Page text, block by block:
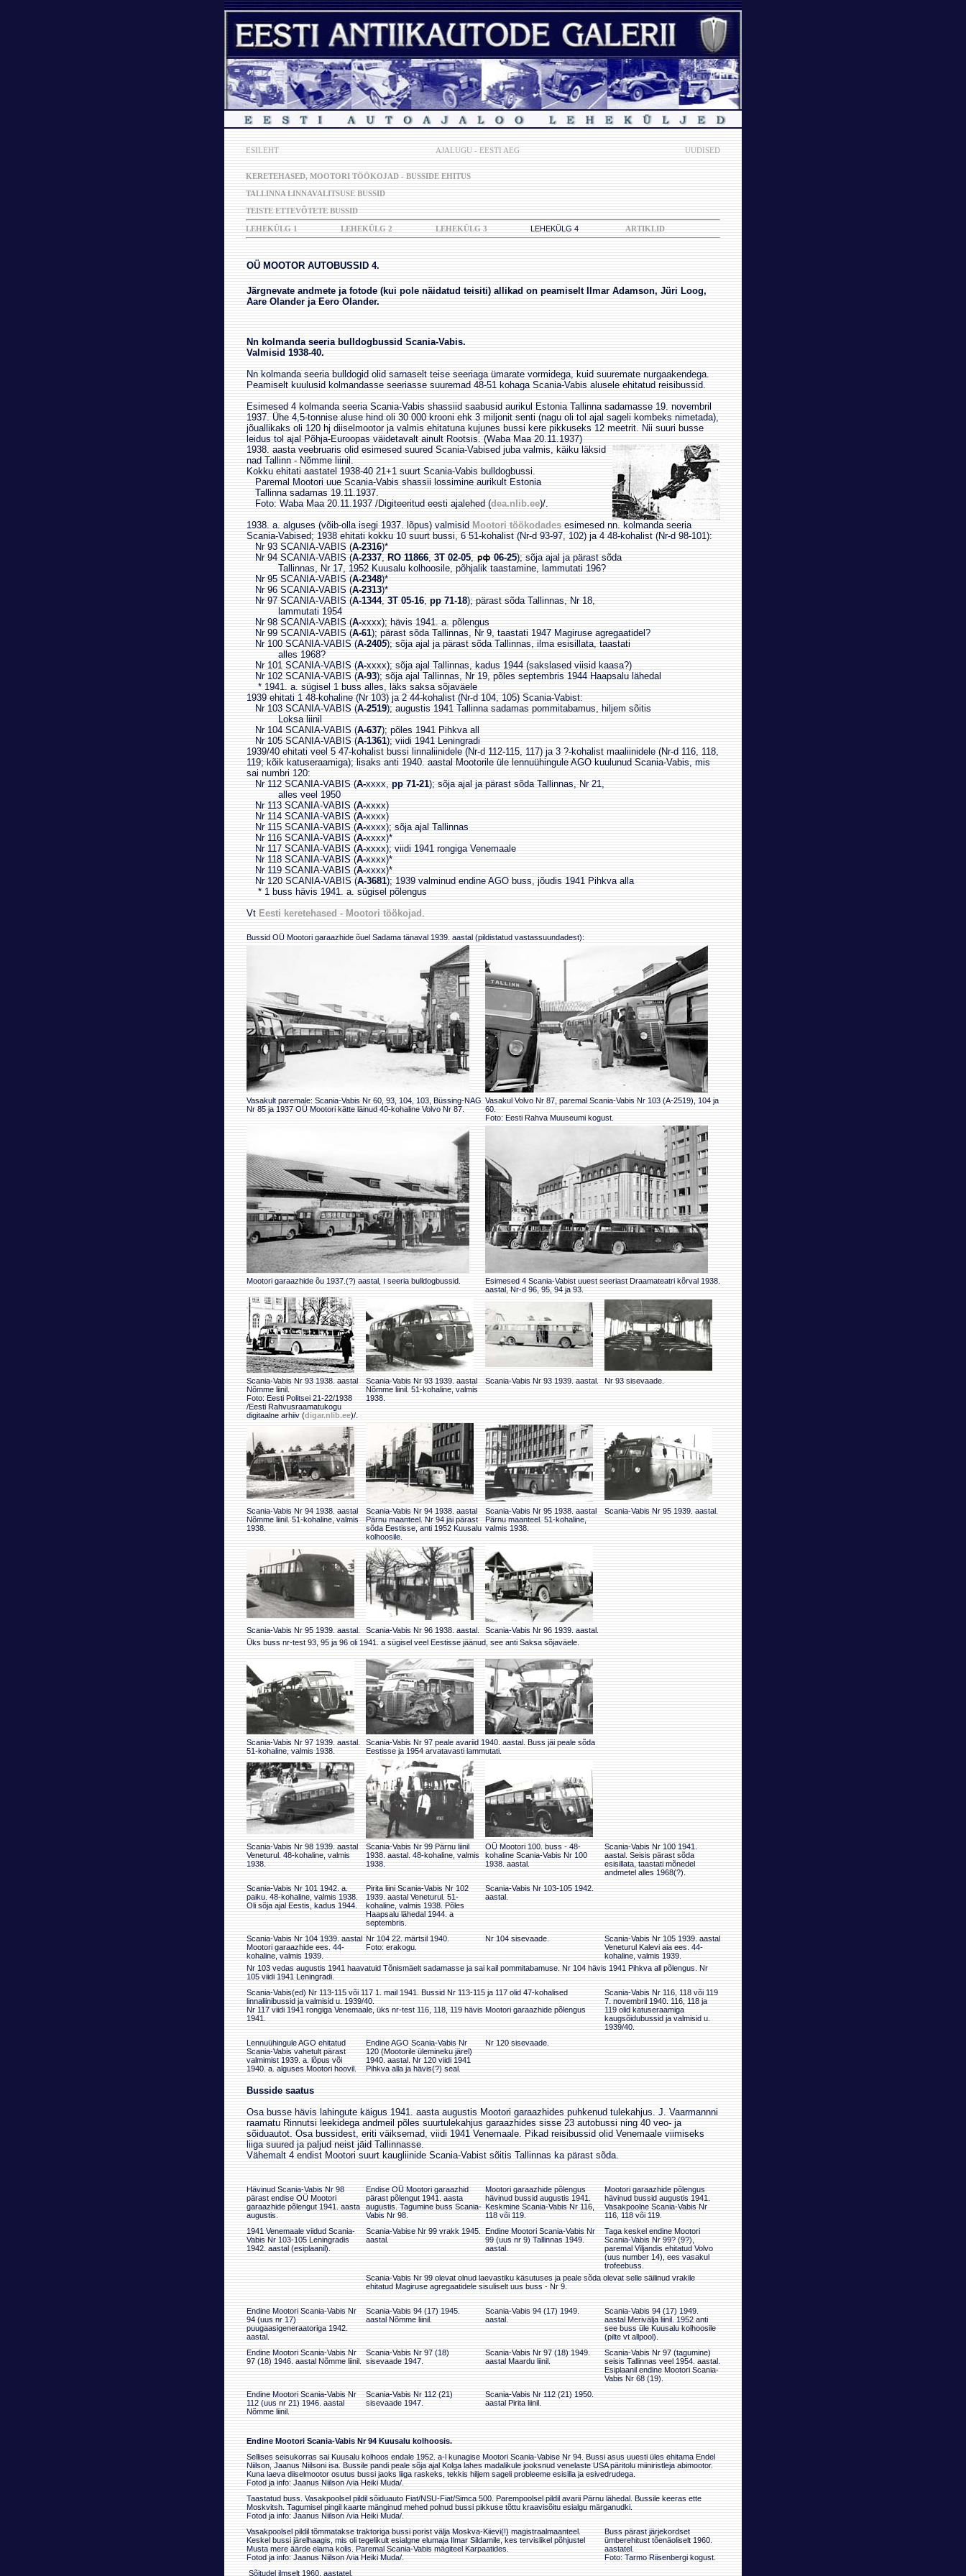
ESILEHT AJALUGU - EESTI AEG UUDISED
KERETEHASED, MOOTORI TÖÖKOJAD - BUSSIDE EHITUS
TALLINNA LINNAVALITSUSE BUSSID
TEISTE ETTEVÕTETE BUSSID
LEHEKÜLG 1 LEHEKÜLG 2 LEHEKÜLG 3 LEHEKÜLG 4 ARTIKLID
OÜ MOOTOR AUTOBUSSID 4.
Järgnevate andmete ja fotode (kui pole näidatud teisiti) allikad on peamiselt Ilmar Adamson, Jüri Loog,
Aare Olander ja Eero Olander.
Nn kolmanda seeria bulldogbussid Scania-Vabis.
Valmisid 1938-40.
Nn kolmanda seeria bulldogid olid sarnaselt teise seeriaga ümarate vormidega, kuid suuremate nurgaakendega.
Peamiselt kuulusid kolmandasse seeriasse suuremad 48-51 kohaga Scania-Vabis alusele ehitatud reisibussid.
Esimesed 4 kolmanda seeria Scania-Vabis shassiid saabusid aurikul Estonia Tallinna sadamasse 19. novembril
1937. Ühe 4,5-tonnise aluse hind oli 30 000 krooni ehk 3 miljonit senti (nagu oli tol ajal sageli kombeks nimetada),
jõuallikaks oli 120 hj diiselmootor ja valmis ehitatuna kujunes bussi kere pikkuseks 12 meetrit. Nii suuri busse
leidus tol ajal Põhja-Euroopas väidetavalt ainult Rootsis. (Waba Maa 20.11.1937)
1938. aasta veebruaris olid esimesed suured Scania-Vabised juba valmis, käiku läksid
nad Tallinn - Nõmme liinil.
Kokku ehitati aastatel 1938-40 21+1 suurt Scania-Vabis bulldogbussi.
Paremal Mootori uue Scania-Vabis shassii lossimine aurikult Estonia
Tallinna sadamas 19.11.1937.
Foto: Waba Maa 20.11.1937 /Digiteeritud eesti ajalehed (dea.nlib.ee)/.
1938. a. alguses (võib-olla isegi 1937. lõpus) valmisid Mootori töökodadesesimesed nn. kolmanda seeria
Scania-Vabised; 1938 ehitati kokku 10 suurt bussi, 6 51-kohalist (Nr-d 93-97, 102) ja 4 48-kohalist (Nr-d 98-101):
Nr 93 SCANIA-VABIS (A-2316)*
Nr 94 SCANIA-VABIS (A-2337, RO 11866, 3T 02-05, 06-25); sõja ajal ja pärast sõda
Tallinnas, Nr 17, 1952 Kuusalu kolhoosile, põhjalik taastamine, lammutati 196?
Nr 95 SCANIA-VABIS (A-2348)*
Nr 96 SCANIA-VABIS (A-2313)*
Nr 97 SCANIA-VABIS (A-1344, 3T 05-16, pp 71-18); pärast sõda Tallinnas, Nr 18,
lammutati 1954
Nr 98 SCANIA-VABIS (A-xxxx); hävis 1941. a. põlengus
Nr 99 SCANIA-VABIS (A-61); pärast sõda Tallinnas, Nr 9, taastati 1947 Magiruse agregaatidel?
Nr 100 SCANIA-VABIS (A-2405); sõja ajal ja pärast sõda Tallinnas, ilma esisillata, taastati
alles 1968?
Nr 101 SCANIA-VABIS (A-xxxx); sõja ajal Tallinnas, kadus 1944 (sakslased viisid kaasa?)
Nr 102 SCANIA-VABIS (A-93); sõja ajal Tallinnas, Nr 19, põles septembris 1944 Haapsalu lähedal
* 1941. a. sügisel 1 buss alles, läks saksa sõjaväele
1939 ehitati 1 48-kohaline (Nr 103) ja 2 44-kohalist (Nr-d 104, 105) Scania-Vabist:
Nr 103 SCANIA-VABIS (A-2519); augustis 1941 Tallinna sadamas pommitabamus, hiljem sõitis
Loksa liinil
Nr 104 SCANIA-VABIS (A-637); põles 1941 Pihkva all
Nr 105 SCANIA-VABIS (A-1361); viidi 1941 Leningradi
1939/40 ehitati veel 5 47-kohalist bussi linnaliinidele (Nr-d 112-115, 117) ja 3 ?-kohalist maaliinidele (Nr-d 116, 118,
119; kõik katuseraamiga); lisaks anti 1940. aastal Mootorile üle lennuühingule AGO kuulunud Scania-Vabis, mis
sai numbri 120:
Nr 112 SCANIA-VABIS (A-xxxx, pp 71-21); sõja ajal ja pärast sõda Tallinnas, Nr 21,
alles veel 1950
Nr 113 SCANIA-VABIS (A-xxxx)
Nr 114 SCANIA-VABIS (A-xxxx)
Nr 115 SCANIA-VABIS (A-xxxx); sõja ajal Tallinnas
Nr 116 SCANIA-VABIS (A-xxxx)*
Nr 117 SCANIA-VABIS (A-xxxx); viidi 1941 rongiga Venemaale
Nr 118 SCANIA-VABIS (A-xxxx)*
Nr 119 SCANIA-VABIS (A-xxxx)*
Nr 120 SCANIA-VABIS (A-3681); 1939 valminud endine AGO buss, jõudis 1941 Pihkva alla
* 1 buss hävis 1941. a. sügisel põlengus
Vt Eesti keretehased - Mootori töökojad .
Bussid OÜ Mootori garaazhide õuel Sadama tänaval 1939. aastal (pildistatud vastassuundadest):
Vasakult paremale: Scania-Vabis Nr 60, 93, 104, 103, Büssing-NAG
Nr 85 ja 1937 OÜ Mootori kätte läinud 40-kohaline Volvo Nr 87.
Vasakul Volvo Nr 87, paremal Scania-Vabis Nr 103 (A-2519), 104 ja
60.
Foto: Eesti Rahva Muuseumi kogust.
Mootori garaazhide õu 1937.(?) aastal, I seeria bulldogbussid.
Esimesed 4 Scania-Vabist uuest seeriast Draamateatri kõrval 1938.
aastal, Nr-d 96, 95, 94 ja 93.
Scania-Vabis Nr 93 1938. aastal
Nõmme liinil.
Foto: Eesti Politsei 21-22/1938
/Eesti Rahvusraamatukogu
digitaalne arhiiv (digar.nlib.ee)/.
Scania-Vabis Nr 93 1939. aastal
Nõmme liinil. 51-kohaline, valmis
1938.
Scania-Vabis Nr 93 1939. aastal. Nr 93 sisevaade.
Scania-Vabis Nr 94 1938. aastal
Nõmme liinil. 51-kohaline, valmis
1938.
Scania-Vabis Nr 94 1938. aastal
Pärnu maanteel. Nr 94 jäi pärast
sõda Eestisse, anti 1952 Kuusalu
kolhoosile.
Scania-Vabis Nr 95 1938. aastal
Pärnu maanteel. 51-kohaline,
valmis 1938.
Scania-Vabis Nr 95 1939. aastal.
Scania-Vabis Nr 95 1939. aastal. Scania-Vabis Nr 96 1938. aastal.
Scania-Vabis Nr 96 1939. aastal.
Üks buss nr-test 93, 95 ja 96 oli 1941. a sügisel veel Eestisse jäänud, see anti Saksa sõjaväele.
Scania-Vabis Nr 97 1939. aastal.
51-kohaline, valmis 1938.
Scania-Vabis Nr 97 peale avariid 1940. aastal. Buss jäi peale sõda
Eestisse ja 1954 arvatavasti lammutati.
Scania-Vabis Nr 98 1939. aastal
Veneturul. 48-kohaline, valmis
1938.
Scania-Vabis Nr 99 Pärnu liinil
1938. aastal. 48-kohaline, valmis
1938.
OÜ Mootori 100. buss - 48-
kohaline Scania-Vabis Nr 100
1938. aastal.
Scania-Vabis Nr 100 1941.
aastal. Seisis pärast sõda
esisillata, taastati mõnedel
andmetel alles 1968(?).
Scania-Vabis Nr 101 1942. a.
paiku. 48-kohaline, valmis 1938.
Oli sõja ajal Eestis, kadus 1944.
Pirita liini Scania-Vabis Nr 102
1939. aastal Veneturul. 51-
kohaline, valmis 1938. Põles
Haapsalu lähedal 1944. a
septembris.
Scania-Vabis Nr 103-105 1942.
aastal.
Scania-Vabis Nr 104 1939. aastal
Mootori garaazhide ees. 44-
kohaline, valmis 1939.
Nr 104 22. märtsil 1940.
Foto: erakogu.
Nr 104 sisevaade.
Scania-Vabis Nr 105 1939. aastal
Veneturul Kalevi aia ees. 44-
kohaline, valmis 1939.
Nr 103 vedas augustis 1941 haavatuid Tõnismäelt sadamasse ja sai kail pommitabamuse. Nr 104 hävis 1941 Pihkva all põlengus. Nr
105 viidi 1941 Leningradi.
Scania-Vabis(ed) Nr 113-115 või 117 1. mail 1941. Bussid Nr 113-115 ja 117 olid 47-kohalised
linnaliinibussid ja valmisid u. 1939/40.
Nr 117 viidi 1941 rongiga Venemaale, üks nr-test 116, 118, 119 hävis Mootori garaazhide põlengus
1941.
Scania-Vabis Nr 116, 118 või 119
7. novembril 1940. 116, 118 ja
119 olid katuseraamiga
kaugsõidubussid ja valmisid u.
1939/40.
Lennuühingule AGO ehitatud
Scania-Vabis vahetult pärast
valmimist 1939. a. lõpus või
1940. a. alguses Mootori hoovil.
Endine AGO Scania-Vabis Nr
120 (Mootorile ülemineku järel)
1940. aastal. Nr 120 viidi 1941
Pihkva alla ja hävis(?) seal.
Nr 120 sisevaade.
Busside saatus
Osa busse hävis lahingute käigus 1941. aasta augustis Mootori garaazhides puhkenud tulekahjus. J. Vaarmannni
raamatu Rinnutsi leekidega andmeil põles suurtulekahjus garaazhides sisse 23 autobussi ning 40 veo- ja
sõiduautot. Osa bussidest, eriti väiksemad, viidi 1941 Venemaale. Pikad reisibussid olid Venemaale viimiseks
liiga suured ja paljud neist jäid Tallinnasse.
Vähemalt 4 endist Mootori suurt kaugliinide Scania-Vabist sõitis Tallinnas ka pärast sõda.
Hävinud Scania-Vabis Nr 98
pärast endise OÜ Mootori
garaazhide põlengut 1941. aasta
augustis.
Endise OÜ Mootori garaazhid
pärast põlengut 1941. aasta
augustis. Tagumine buss Scania-
Vabis Nr 98.
Mootori garaazhide põlengus
hävinud bussid augustis 1941.
Keskmine Scania-Vabis Nr 116,
118 või 119.
Mootori garaazhide põlengus
hävinud bussid augustis 1941.
Vasakpoolne Scania-Vabis Nr
116, 118 või 119.
1941 Venemaale viidud Scania-
Vabis Nr 103-105 Leningradis
1942. aastal (esiplaanil).
Scania-Vabise Nr 99 vrakk 1945.
aastal.
Endine Mootori Scania-Vabis Nr
99 (uus nr 9) Tallinnas 1949.
aastal.
Taga keskel endine Mootori
Scania-Vabis Nr 99? (9?),
paremal Viljandis ehitatud Volvo
(uus number 14), ees vasakul
trofeebuss.
Scania-Vabis Nr 99 olevat olnud laevastiku käsutuses ja peale sõda olevat selle säilinud vrakile
ehitatud Magiruse agregaatidele sisuliselt uus buss - Nr 9.
Endine Mootori Scania-Vabis Nr
94 (uus nr 17)
puugaasigeneraatoriga 1942.
aastal.
Scania-Vabis 94 (17) 1945.
aastal Nõmme liinil.
Scania-Vabis 94 (17) 1949.
aastal.
Scania-Vabis 94 (17) 1949.
aastal Merivälja liinil. 1952 anti
see buss üle Kuusalu kolhoosile
(pilte vt allpool).
Endine Mootori Scania-Vabis Nr
97 (18) 1946. aastal Nõmme liinil.
Scania-Vabis Nr 97 (18)
sisevaade 1947.
Scania-Vabis Nr 97 (18) 1949.
aastal Maardu liinil.
Scania-Vabis Nr 97 (tagumine)
seisis Tallinnas veel 1954. aastal.
Esiplaanil endine Mootori Scania-
Vabis Nr 68 (19).
Endine Mootori Scania-Vabis Nr
112 (uus nr 21) 1946. aastal
Nõmme liinil.
Scania-Vabis Nr 112 (21)
sisevaade 1947.
Scania-Vabis Nr 112 (21) 1950.
aastal Pirita liinil.
Endine Mootori Scania-Vabis Nr 94 Kuusalu kolhoosis.
Sellises seisukorras sai Kuusalu kolhoos endale 1952. a-l kunagise Mootori Scania-Vabise Nr 94. Bussi asus uuesti üles ehitama Endel
Niilson, Jaanus Niilsoni isa. Bussile pandi peale sõja ajal Kolga lahes madalikule jooksnud venelaste USA päritolu miiniristleja abimootor.
Kuna laeva diiselmootor osutus bussi jaoks liiga raskeks, tekkis hiljem sageli probleeme esisilla ja esivedrudega.
Fotod ja info: Jaanus Niilson /via Heiki Muda/.
Taastatud buss. Vasakpoolsel pildil sõiduauto Fiat/NSU-Fiat/Simca 500. Parempoolsel pildil avarii Pärnu lähedal. Bussile keeras ette
Moskvitsh. Tagumisel pingil kaarte mänginud mehed polnud bussi pikkuse tõttu kraavisõitu esialgu märganudki.
Fotod ja info: Jaanus Niilson /via Heiki Muda/.
Vasakpoolsel pildil tõmmatakse traktoriga bussi porist välja Moskva-Kiievi(!) magistraalmaanteel.
Keskel bussi järelhaagis, mis oli tegelikult esialgne elumaja Ilmar Sildamile, kes tervislikel põhjustel
Musta mere äärde elama kolis. Paremal Scania-Vabis mägiteel Karpaatides.
Fotod ja info: Jaanus Niilson /via Heiki Muda/.
Buss pärast järjekordset
ümberehitust tõenäoliselt 1960.
aastatel.
Foto: Tarmo Riisenbergi kogust.
Sõitudel ilmselt 1960. aastatel.